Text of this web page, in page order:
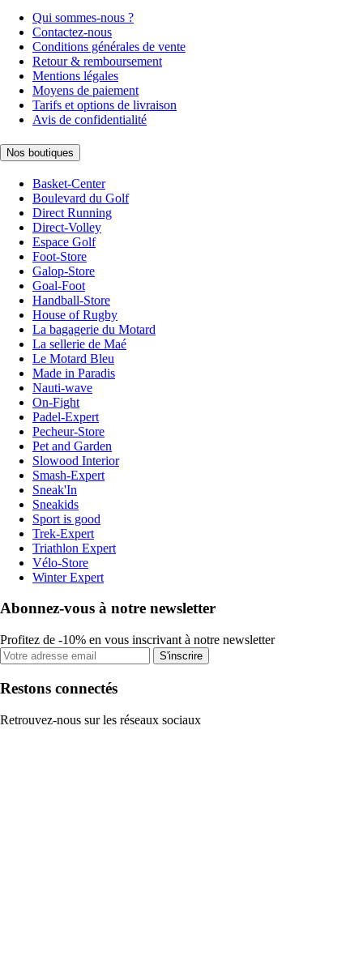
Qui sommes-nous ?
Contactez-nous
Conditions générales de vente
Retour & remboursement
Mentions légales
Moyens de paiement
Tarifs et options de livraison
Avis de confidentialité
Nos boutiques
Basket-Center
Boulevard du Golf
Direct Running
Direct-Volley
Espace Golf
Foot-Store
Galop-Store
Goal-Foot
Handball-Store
House of Rugby
La bagagerie du Motard
La sellerie de Maé
Le Motard Bleu
Made in Paradis
Nauti-wave
On-Fight
Padel-Expert
Pecheur-Store
Pet and Garden
Slowood Interior
Smash-Expert
Sneak'In
Sneakids
Sport is good
Trek-Expert
Triathlon Expert
Vélo-Store
Winter Expert
Abonnez-vous à notre newsletter
Profitez de -10% en vous inscrivant à notre newsletter
S'inscrire
Restons connectés
Retrouvez-nous sur les réseaux sociaux